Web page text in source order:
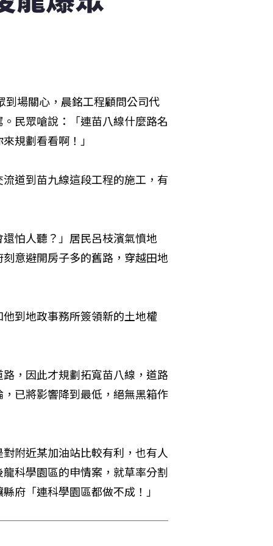
場關心，晨銘工程顧問公司代
民眾嗆說：「連苗八線什麼路名
規劃看看啊！」
道到苗九線這段工程的施工，有
怕人聽？」居民呂枝濱氣憤地
意避開房子多的舊路，穿越田地
到地政事務所簽領新的土地權
，因此才規劃拓寬苗八線，道路
已將影響降到最低，絕無黑箱作
附近某加油站比較有利，也有人
科學園區的申情案，就草率分割
府「連科學園區都做不成！」